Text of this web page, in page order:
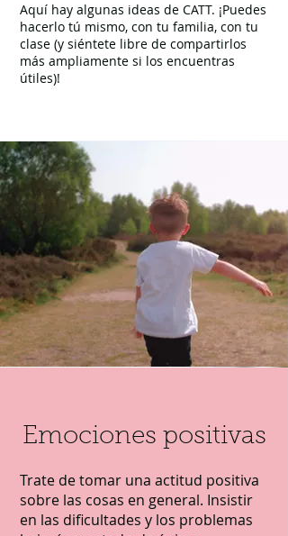
Aquí hay algunas ideas de CATT. ¡Puedes
hacerlo tú mismo, con tu familia, con tu
clase (y siéntete libre de compartirlos
más ampliamente si los encuentras
útiles)!
Emociones positivas
Trate de tomar una actitud positiva
sobre las cosas en general. Insistir
en las dificultades y los problemas